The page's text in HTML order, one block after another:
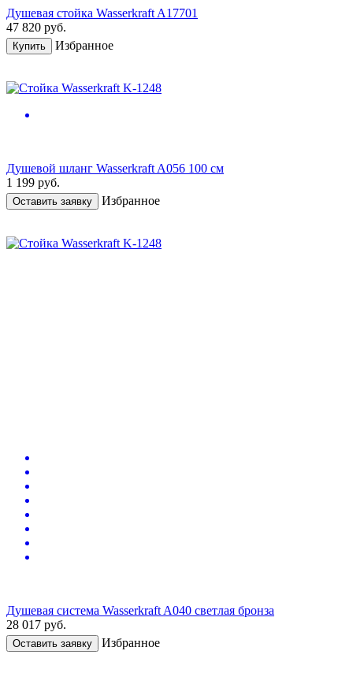
Душевая стойка Wasserkraft A17701
47 820 руб.
Купить Избранное
Душевой шланг Wasserkraft A056 100 см
1 199 руб.
Оставить заявку Избранное
Душевая система Wasserkraft A040 светлая бронза
28 017 руб.
Оставить заявку Избранное